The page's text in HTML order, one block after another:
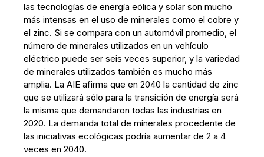
las tecnologías de energía eólica y solar son mucho
más intensas en el uso de minerales como el cobre y
el zinc. Si se compara con un automóvil promedio, el
número de minerales utilizados en un vehículo
eléctrico puede ser seis veces superior, y la variedad
de minerales utilizados también es mucho más
amplia. La AIE afirma que en 2040 la cantidad de zinc
que se utilizará sólo para la transición de energía será
la misma que demandaron todas las industrias en
2020. La demanda total de minerales procedente de
las iniciativas ecológicas podría aumentar de 2 a 4
veces en 2040.